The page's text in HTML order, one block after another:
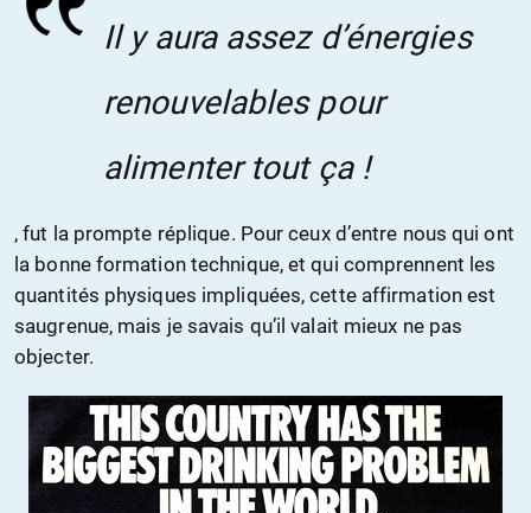
Il y aura assez d’énergies
renouvelables pour
alimenter tout ça !
, fut la prompte réplique. Pour ceux d’entre nous qui ont
la bonne formation technique, et qui comprennent les
quantités physiques impliquées, cette affirmation est
saugrenue, mais je savais qu’il valait mieux ne pas
objecter.